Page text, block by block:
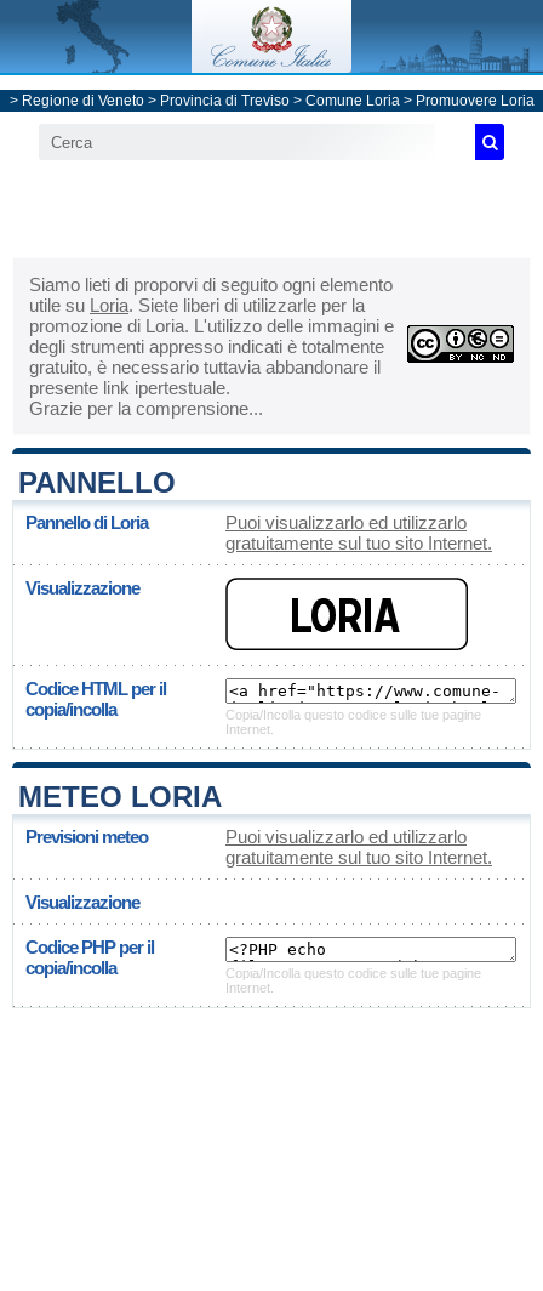
> Regione di Veneto> Provincia di Treviso> Comune Loria> Promuovere Loria
Siamo lieti di proporvi di seguito ogni elemento
utile su Loria. Siete liberi di utilizzarle per la
promozione di Loria. L'utilizzo delle immagini e
degli strumenti appresso indicati è totalmente
gratuito, è necessario tuttavia abbandonare il
presente link ipertestuale.
Grazie per la comprensione...
PANNELLO
Pannello di Loria
Puoi visualizzarlo ed utilizzarlo
gratuitamente sul tuo sito Internet.
Visualizzazione
Codice HTML per il
copia/incolla
Copia/Incolla questo codice sulle tue pagine
Internet.
METEO LORIA
Previsioni meteo
Puoi visualizzarlo ed utilizzarlo
gratuitamente sul tuo sito Internet.
Visualizzazione
Codice PHP per il
copia/incolla
Copia/Incolla questo codice sulle tue pagine
Internet.